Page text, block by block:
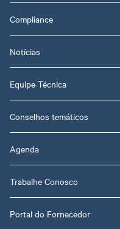
Compliance
Notícias
Equipe Técnica
Conselhos temáticos
Agenda
Trabalhe Conosco
Portal do Fornecedor